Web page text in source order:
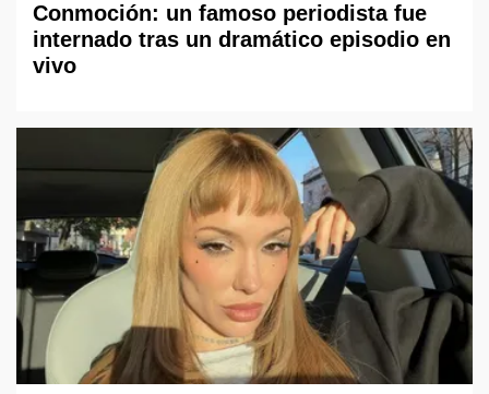
Conmoción: un famoso periodista fue
internado tras un dramático episodio en
vivo